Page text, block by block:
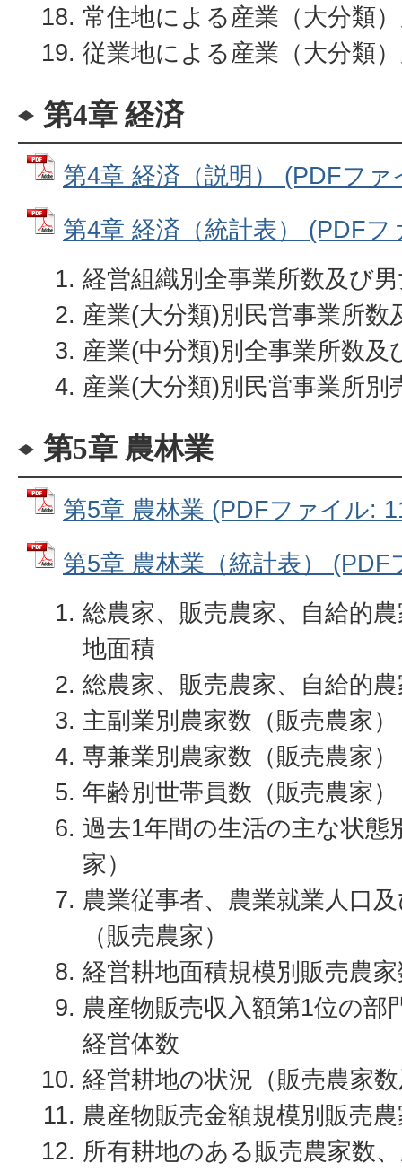
常住地による産業（大分類
従業地による産業（大分類
第4章 経済
第4章 経済（説明） (PDFファ
第4章 経済（統計表） (PDF
経営組織別全事業所数及び
産業(大分類)別民営事業所数
産業(中分類)別全事業所数及
産業(大分類)別民営事業所別
第5章 農林業
第5章 農林業 (PDFファイル:
第5章 農林業（統計表）
総農家、販売農家、自給的
地面積
総農家、販売農家、自給的
主副業別農家数（販売農家）
専兼業別農家数（販売農家）
年齢別世帯員数（販売農家）
過去1年間の生活の主な状態
家）
農業従事者、農業就業人口
（販売農家）
経営耕地面積規模別販売農
農産物販売収入額第1位の部
経営体数
経営耕地の状況（販売農家
農産物販売金額規模別販売
所有耕地のある販売農家数